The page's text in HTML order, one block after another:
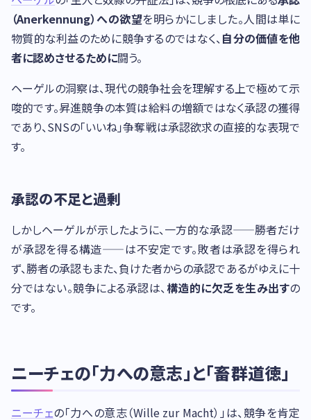
（Anerkennung）への欲望を明らかにしました。人間は単に
物質的な利益のために競争するのではなく、自分の価値を他
者に認めさせるために闘う。
ヘーゲルの洞察は、現代の競争社会を理解する上で極めて示
唆的です。昇進競争の本質は給料の増額ではなく承認の獲得
であり、SNSの「いいね」争奪戦は承認欲求の直接的な表現で
す。
承認の不足と過剰
しかしヘーゲルが示したように、一方的な承認——勝者だけ
が承認を得る構造——は不安定です。敗者は承認を得られ
ず、勝者の承認もまた、負けた者からの承認であるがゆえに十
分ではない。競争による承認は、構造的に欠乏を生み出すの
です。
ニーチェの「力への意志」と「畜群道徳」
ニーチェの「力への意志（Wille zur Macht）」は、競争を肯定